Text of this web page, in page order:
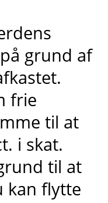
grund af
frie
til at
i skat.
til at
kan flytte